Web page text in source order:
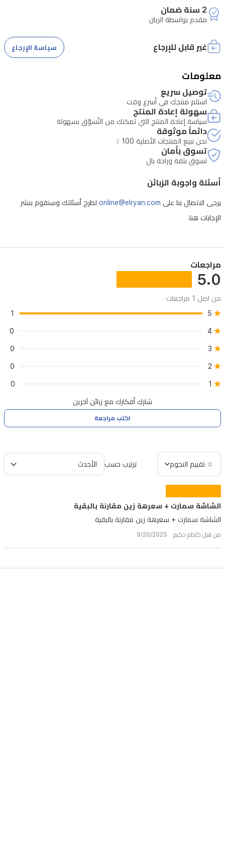
ميزات
مشاركة
الشاشة
عبر
و
Miracast،
مما
يجعلها
مثالية
لغرف
والمعيشة.
2 سنة ضمان
مقدم بواسطة الريان
غير قابل للإرجاع سياسة الإرجاع
معلومات
توصيل سريع
استلم منتجك في أسرع وقت
سهولة إعادة المنتج
سياسة إعادة المنتج التي تمكنك من التّسوّق بسهولة
دائماً موثوقة
نحن نبيع المنتجات الأصلية 100 ٪
تسوق بأمان
تسوق بثقة وراحة بال
أسئلة واجوبة الزبائن
يرجى الاتصال بنا على online@elryan.com لطرح أسئلتك وسنقوم بنشر
الإجابات هنا.
مراجعات
5.0
من اصل 1 مراجعات
5
1
4
0
3
0
2
0
1
0
شارك أفكارك مع زبائن آخرين
اكتب مراجعة
☆ تقييم النجوم ترتيب حسب
الشاشة سمارت + سعرهة زين مقارنة بالبقية
الشاشة سمارت + سعرهة زين مقارنة بالبقية
من قبل كاظم حكيم 9/20/2025